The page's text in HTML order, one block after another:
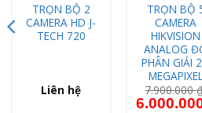
TRỌN BỘ 2
CAMERA HD J-
TECH 720
Liên hệ
TRỌN BỘ
CAMERA
HIKVISION
ANALOG
PHÂN GIẢI
MEGAPIXEL
7.900.000
Giá gốc là:
hiện tại là: 3.850.000 ₫.